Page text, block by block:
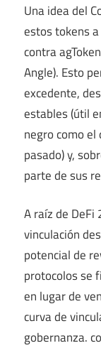
Una idea del
estos tokens
contra
Angle). Esto
excedente,
estables (útil
negro como
pasado) y,
parte de sus
A raíz de DeFi
vinculación
potencial de
protocolos se
en lugar de
curva de
gobernanza.